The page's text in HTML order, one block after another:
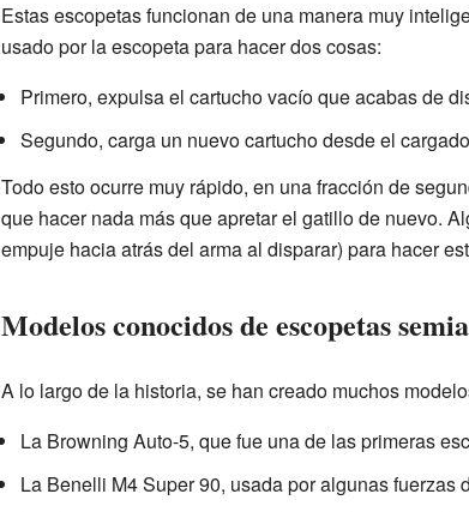
Estas escopetas funcionan de una manera muy
usado por la escopeta para hacer dos cosas:
Primero, expulsa el cartucho vacío que acabas de
Segundo, carga un nuevo cartucho desde el
Todo esto ocurre muy rápido, en una fracción de
que hacer nada más que apretar el gatillo de nuevo.
empuje hacia atrás del arma al disparar) para hacer
Modelos conocidos de escopetas
A lo largo de la historia, se han creado muchos
La Browning Auto-5, que fue una de las primeras
La Benelli M4 Super 90, usada por algunas fuerzas